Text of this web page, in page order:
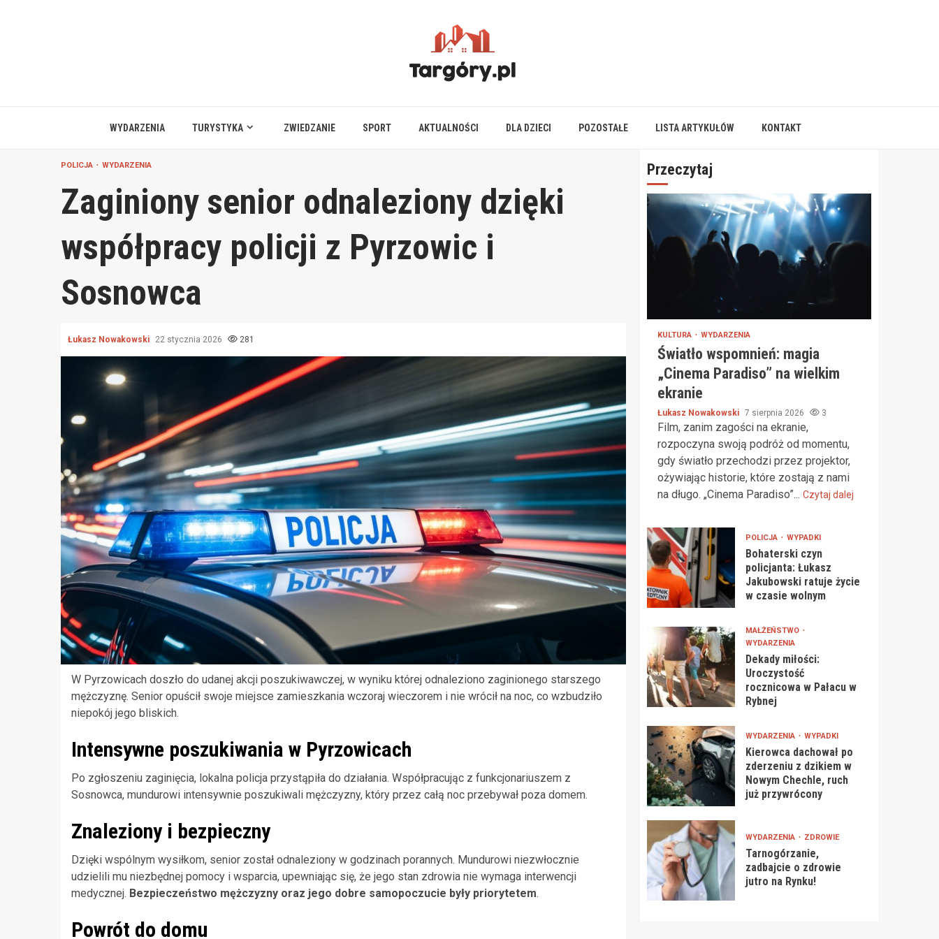
WYDARZENIA TURYSTYKA ZWIEDZANIE SPORT AKTUALNOŚCI DLA DZIECI POZOSTAŁE LISTA ARTYKUŁÓW KONTAKT
POLICJA WYDARZENIA
Zaginiony senior odnaleziony dzięki
współpracy policji z Pyrzowic i
Sosnowca
Łukasz Nowakowski 22 stycznia 2026 281
W Pyrzowicach doszło do udanej akcji poszukiwawczej, w wyniku której odnaleziono zaginionego starszego
mężczyznę. Senior opuścił swoje miejsce zamieszkania wczoraj wieczorem i nie wrócił na noc, co wzbudziło
niepokój jego bliskich.
Intensywne poszukiwania w Pyrzowicach
Po zgłoszeniu zaginięcia, lokalna policja przystąpiła do działania. Współpracując z funkcjonariuszem z
Sosnowca, mundurowi intensywnie poszukiwali mężczyzny, który przez całą noc przebywał poza domem.
Znaleziony i bezpieczny
Dzięki wspólnym wysiłkom, senior został odnaleziony w godzinach porannych. Mundurowi niezwłocznie
udzielili mu niezbędnej pomocy i wsparcia, upewniając się, że jego stan zdrowia nie wymaga interwencji
medycznej. Bezpieczeństwo mężczyzny oraz jego dobre samopoczucie były priorytetem.
Powrót do domu
Przeczytaj
KULTURA WYDARZENIA
Światło wspomnień: magia
„Cinema Paradiso” na wielkim
ekranie
Łukasz Nowakowski 7 sierpnia 2026 3
Film, zanim zagości na ekranie,
rozpoczyna swoją podróż od momentu,
gdy światło przechodzi przez projektor,
ożywiając historie, które zostają z nami
na długo. „Cinema Paradiso”... Czytaj dalej
POLICJA WYPADKI
Bohaterski czyn
policjanta: Łukasz
Jakubowski ratuje życie
w czasie wolnym
MAŁŻEŃSTWO
WYDARZENIA
Dekady miłości:
Uroczystość
rocznicowa w Pałacu w
Rybnej
WYDARZENIA WYPADKI
Kierowca dachował po
zderzeniu z dzikiem w
Nowym Chechle, ruch
już przywrócony
WYDARZENIA ZDROWIE
Tarnogórzanie,
zadbajcie o zdrowie
jutro na Rynku!